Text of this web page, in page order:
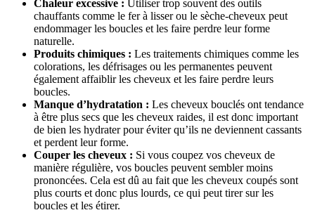
Chaleur excessive : Utiliser trop souvent des outils
chauffants comme le fer à lisser ou le sèche-cheveux peut
endommager les boucles et les faire perdre leur forme
naturelle.
Produits chimiques : Les traitements chimiques comme les
colorations, les défrisages ou les permanentes peuvent
également affaiblir les cheveux et les faire perdre leurs
boucles.
Manque d’hydratation : Les cheveux bouclés ont tendance
à être plus secs que les cheveux raides, il est donc important
de bien les hydrater pour éviter qu’ils ne deviennent cassants
et perdent leur forme.
Couper les cheveux : Si vous coupez vos cheveux de
manière régulière, vos boucles peuvent sembler moins
prononcées. Cela est dû au fait que les cheveux coupés sont
plus courts et donc plus lourds, ce qui peut tirer sur les
boucles et les étirer.